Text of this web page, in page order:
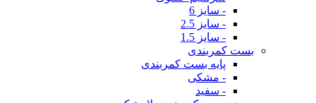
- سایز 6
- سایز 2.5
- سایز 1.5
بست کمربندی
پایه بست کمربندی
- مشکی
- سفید